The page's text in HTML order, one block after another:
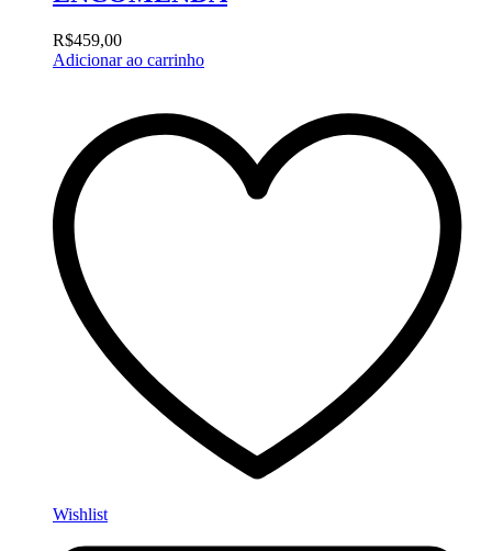
R$459,00
Adicionar ao carrinho
Wishlist